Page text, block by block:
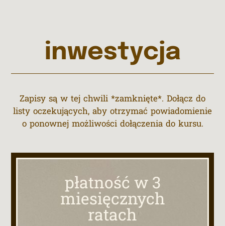
inwestycja
Zapisy są w tej chwili *zamknięte*. Dołącz do
listy oczekujących, aby otrzymać powiadomienie
o ponownej możliwości dołączenia do kursu.
płatność w 3
miesięcznych
ratach